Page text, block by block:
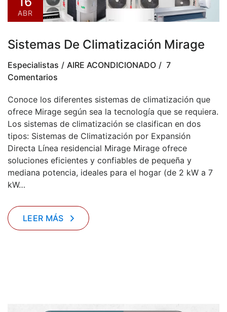
ABR
Sistemas De Climatización Mirage
Especialistas AIRE ACONDICIONADO
7
Comentarios
Conoce los diferentes sistemas de climatización que
ofrece Mirage según sea la tecnología que se requiera.
Los sistemas de climatización se clasifican en dos
tipos:​ Sistemas de Climatización por Expansión
Directa Línea residencial Mirage Mirage ofrece
soluciones eficientes y confiables de pequeña y
mediana potencia, ideales para el hogar (de 2 kW a 7
kW…
LEER MÁS